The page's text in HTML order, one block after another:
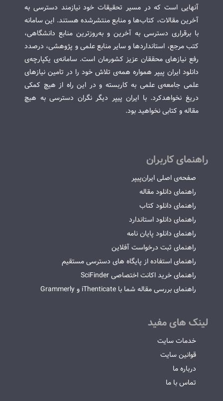
آنهایی است که در مسیر تحقیقات خود نیازمند دسترسی به
آخرین مقالات، کتاب‌ها و منابع منتشرشده هستند. این سامانه
با برقراری دسترسی به آخرین و به‌روزترین منابع دانشگاهی،
کتب مرجع، استانداردها و سایر منابع علمی و پژوهشی، درصدد
رفع نیازهای محققان عزیز کشورمان است. سامانه‌ی یکپارچه‌ی
دانلود ایران پیپر همواره همه‌ی تلاش خود را در تامین نیازهای
علمی جامعه‌ی علمی به کاربسته و در این راه از هیچ کمکی
دریغ نخواهدکرد. با ایران پیپر دیگر نگران دسترسی به هیچ
مقاله و کتابی نخواهید بود.
راهنمای کاربران
صفحه‌ی اصلی ایران‌پیپر
راهنمای دانلود مقاله
راهنمای دانلود کتاب
راهنمای دانلود استاندارد
راهنمای دانلود پایان نامه
راهنمای ثبت درخواست آفلاین
راهنمای استفاده از پایگاه های دسترسی مستقیم
راهنمای خرید اکانت اختصاصی SciFinder
راهنمای بررسی مقاله شما با iThenticate و Grammerly
لینک های مفید
خدمات سایت
قوانین سایت
درباره ما
تماس با ما